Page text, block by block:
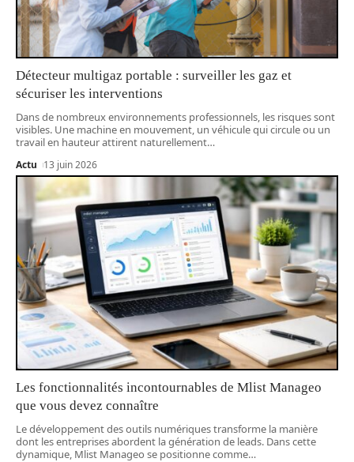
Détecteur multigaz portable : surveiller les gaz et
sécuriser les interventions
Dans de nombreux environnements professionnels, les risques sont
visibles. Une machine en mouvement, un véhicule qui circule ou un
travail en hauteur attirent naturellement…
Actu 13 juin 2026
Les fonctionnalités incontournables de Mlist Manageo
que vous devez connaître
Le développement des outils numériques transforme la manière
dont les entreprises abordent la génération de leads. Dans cette
dynamique, Mlist Manageo se positionne comme…